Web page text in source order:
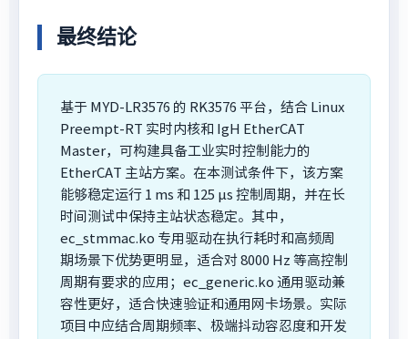
最终结论
基于 MYD-LR3576 的 RK3576 平台，结合 Linux
Preempt-RT 实时内核和 IgH EtherCAT
Master，可构建具备工业实时控制能力的
EtherCAT 主站方案。在本测试条件下，该方案
能够稳定运行 1 ms 和 125 μs 控制周期，并在长
时间测试中保持主站状态稳定。其中，
ec_stmmac.ko 专用驱动在执行耗时和高频周
期场景下优势更明显，适合对 8000 Hz 等高控制
周期有要求的应用；ec_generic.ko 通用驱动兼
容性更好，适合快速验证和通用网卡场景。实际
项目中应结合周期频率、极端抖动容忍度和开发